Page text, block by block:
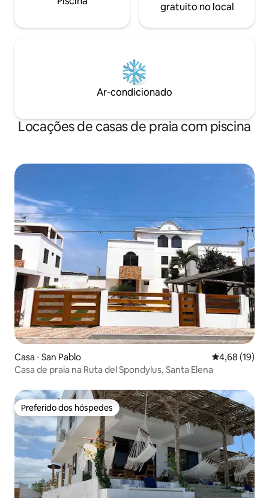
gratuito no local
Ar-condicionado
Locações de casas de praia com piscina
Casa ⋅ San Pablo 4,68 de uma
4,68 (19)
Casa de praia na Ruta del Spondylus, Santa Elena
Preferido dos hóspedes
Preferido dos hóspedes